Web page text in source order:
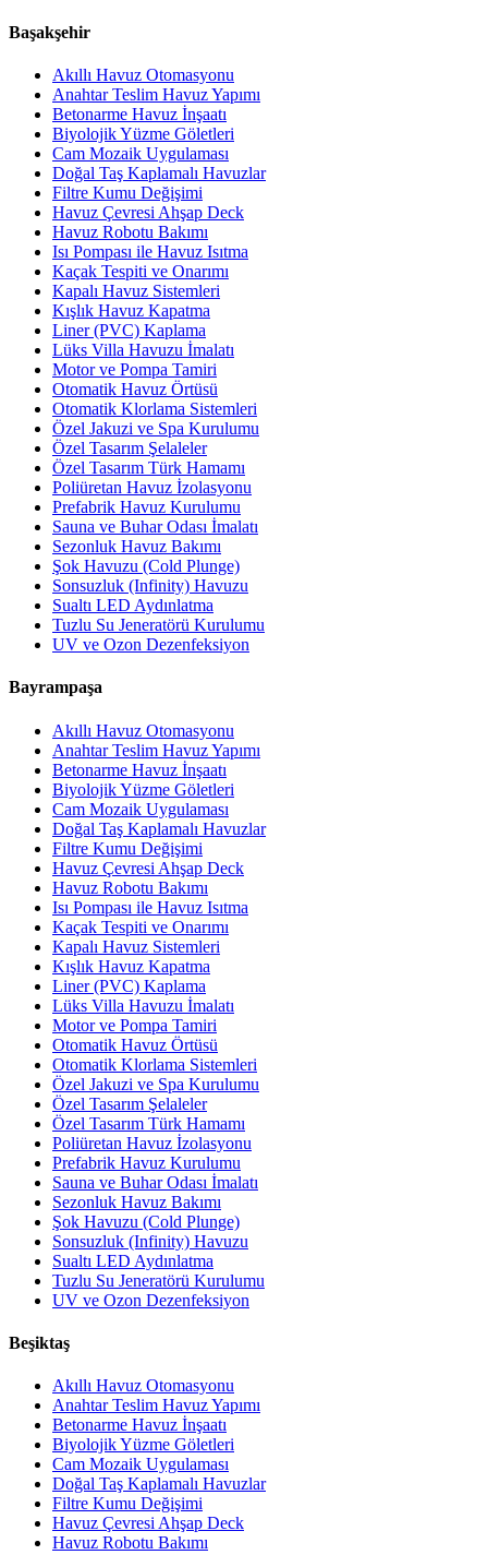
Başakşehir
Akıllı Havuz Otomasyonu
Anahtar Teslim Havuz Yapımı
Betonarme Havuz İnşaatı
Biyolojik Yüzme Göletleri
Cam Mozaik Uygulaması
Doğal Taş Kaplamalı Havuzlar
Filtre Kumu Değişimi
Havuz Çevresi Ahşap Deck
Havuz Robotu Bakımı
Isı Pompası ile Havuz Isıtma
Kaçak Tespiti ve Onarımı
Kapalı Havuz Sistemleri
Kışlık Havuz Kapatma
Liner (PVC) Kaplama
Lüks Villa Havuzu İmalatı
Motor ve Pompa Tamiri
Otomatik Havuz Örtüsü
Otomatik Klorlama Sistemleri
Özel Jakuzi ve Spa Kurulumu
Özel Tasarım Şelaleler
Özel Tasarım Türk Hamamı
Poliüretan Havuz İzolasyonu
Prefabrik Havuz Kurulumu
Sauna ve Buhar Odası İmalatı
Sezonluk Havuz Bakımı
Şok Havuzu (Cold Plunge)
Sonsuzluk (Infinity) Havuzu
Sualtı LED Aydınlatma
Tuzlu Su Jeneratörü Kurulumu
UV ve Ozon Dezenfeksiyon
Bayrampaşa
Akıllı Havuz Otomasyonu
Anahtar Teslim Havuz Yapımı
Betonarme Havuz İnşaatı
Biyolojik Yüzme Göletleri
Cam Mozaik Uygulaması
Doğal Taş Kaplamalı Havuzlar
Filtre Kumu Değişimi
Havuz Çevresi Ahşap Deck
Havuz Robotu Bakımı
Isı Pompası ile Havuz Isıtma
Kaçak Tespiti ve Onarımı
Kapalı Havuz Sistemleri
Kışlık Havuz Kapatma
Liner (PVC) Kaplama
Lüks Villa Havuzu İmalatı
Motor ve Pompa Tamiri
Otomatik Havuz Örtüsü
Otomatik Klorlama Sistemleri
Özel Jakuzi ve Spa Kurulumu
Özel Tasarım Şelaleler
Özel Tasarım Türk Hamamı
Poliüretan Havuz İzolasyonu
Prefabrik Havuz Kurulumu
Sauna ve Buhar Odası İmalatı
Sezonluk Havuz Bakımı
Şok Havuzu (Cold Plunge)
Sonsuzluk (Infinity) Havuzu
Sualtı LED Aydınlatma
Tuzlu Su Jeneratörü Kurulumu
UV ve Ozon Dezenfeksiyon
Beşiktaş
Akıllı Havuz Otomasyonu
Anahtar Teslim Havuz Yapımı
Betonarme Havuz İnşaatı
Biyolojik Yüzme Göletleri
Cam Mozaik Uygulaması
Doğal Taş Kaplamalı Havuzlar
Filtre Kumu Değişimi
Havuz Çevresi Ahşap Deck
Havuz Robotu Bakımı